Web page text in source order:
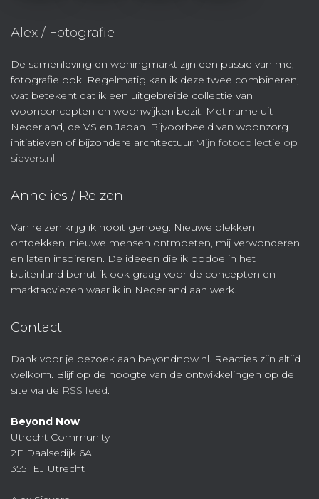
Alex / Fotografie
De samenleving en woningmarkt zijn een passie van me;
fotografie ook. Regelmatig kan ik deze twee combineren,
wat betekent dat ik een uitgebreide collectie van
woonconcepten en woonwijken bezit. Met name uit
Nederland, de VS en Japan. Bijvoorbeeld van woonzorg
initiatieven of bijzondere architectuur.Mijn fotocollectie op
sievers.nl
Annelies / Reizen
Van reizen krijg ik nooit genoeg. Nieuwe plekken
ontdekken, nieuwe mensen ontmoeten, mij verwonderen
en laten inspireren. De ideeën die ik opdoe in het
buitenland benut ik ook graag voor de concepten en
marktadviezen waar ik in Nederland aan werk.
Contact
Dank voor je bezoek aan beyondnow.nl. Reacties zijn altijd
welkom. Blijf op de hoogte van de ontwikkelingen op de
site via de RSS feed.
Beyond Now
Utrecht Community
2E Daalsedijk 6A
3551 EJ Utrecht